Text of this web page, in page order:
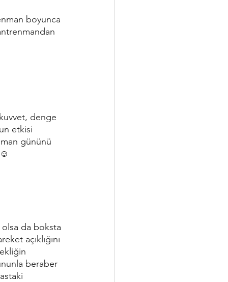
boyunca
denge
etkisi
gününü
☺
da boksta
açıklığını
beraber